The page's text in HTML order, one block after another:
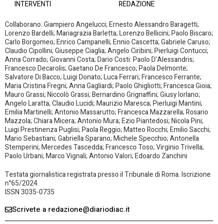
INTERVENTI
REDAZIONE
Collaborano: Giampiero Angelucci; Ernesto Alessandro Baragetti;
Lorenzo Bardelli; Mariagrazia Barletta; Lorenzo Bellicini; Paolo Biscaro;
Carlo Borgomeo; Enrico Campanelli; Ennio Cascetta; Gabriele Caruso;
Claudio Cipollini; Giuseppe Ciaglia; Angelo Ciribini; Pierluigi Contucci;
Anna Corrado; Giovanni Costa; Dario Costi: Paolo D’Alessandris;
Francesco Decarolis; Gaetano De Francesco; Paola Delmonte;
Salvatore Di Bacco; Luigi Donato; Luca Ferrari; Francesco Ferrante;
Maria Cristina Fregni; Anna Gagliardi; Paolo Ghigliotti; Francesca Gioia;
Mauro Grassi; Niccolò Grassi; Bernardino Grignaffini; Giusy Iorlano;
Angelo Laratta; Claudio Lucidi; Maurizio Maresca; Pierluigi Mantini;
Emilia Martinelli; Antonio Massarutto; Francesca Mazzarella; Rosario
Mazzola; Chiara Micera; Antonio Mura; Ezio Piantedosi; Nicola Pini;
Luigi Prestinenza Puglisi; Paola Reggio; Matteo Rocchi; Emilio Sacchi;
Mario Sebastiani; Gabriella Sparano; Michele Specchio; Antonella
Stemperini; Mercedes Tascedda; Francesco Toso; Virginio Trivella;
Paolo Urbani; Marco Vignali; Antonio Valori; Edoardo Zanchini
Testata giornalistica registrata presso il Tribunale di Roma. Iscrizione
n°65/2024.
ISSN 3035-0735
Scrivete a redazione@diariodiac.it